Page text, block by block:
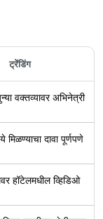
ट्रेंडिंग
वक्तव्यावर अभिनेत्री
दावा पूर्णपणे
हॉटेलमधील व्हिडिओ